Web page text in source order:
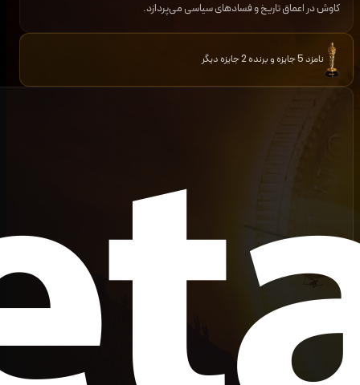
کاوش در اعماق تاریخ و فساد‌های سیاسی می‌پردازد.
نامزد 5 جایزه و برنده 2 جایزه دیگر